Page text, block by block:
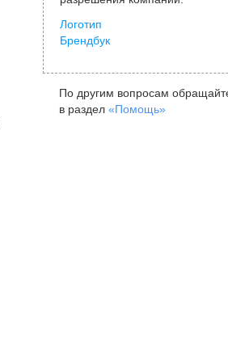
Логотип
Брендбук
По другим вопросам
в раздел «Помощь»